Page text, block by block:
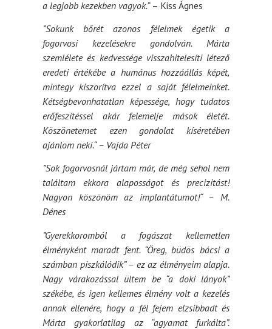
a legjobb kezekben vagyok.“– Kiss Ágnes
”Sokunk bőrét azonos félelmek égetik a
fogorvosi kezelésekre gondolván. Márta
szemlélete és kedvessége visszahitelesíti létező
eredeti értékébe a humánus hozzáállás képét,
mintegy kiszorítva ezzel a saját félelmeinket.
Kétségbevonhatatlan képessége, hogy tudatos
erőfeszítéssel akár felemelje mások életét.
Köszönetemet ezen gondolat kíséretében
ajánlom neki.“ – Vajda Péter
”Sok fogorvosnál jártam már, de még sehol nem
találtam ekkora alaposságot és precizitást!
Nagyon köszönöm az implantátumot!“ – M.
Dénes
”Gyerekkoromból a fogászat kellemetlen
élményként maradt fent. “Öreg, büdös bácsi a
számban piszkálódik” – ez az élményeim alapja.
Nagy várakozással ültem be “a doki lányok”
székébe, és igen kellemes élmény volt a kezelés
annak ellenére, hogy a fél fejem elzsibbadt és
Márta gyakorlatilag az “agyamat furkálta”.